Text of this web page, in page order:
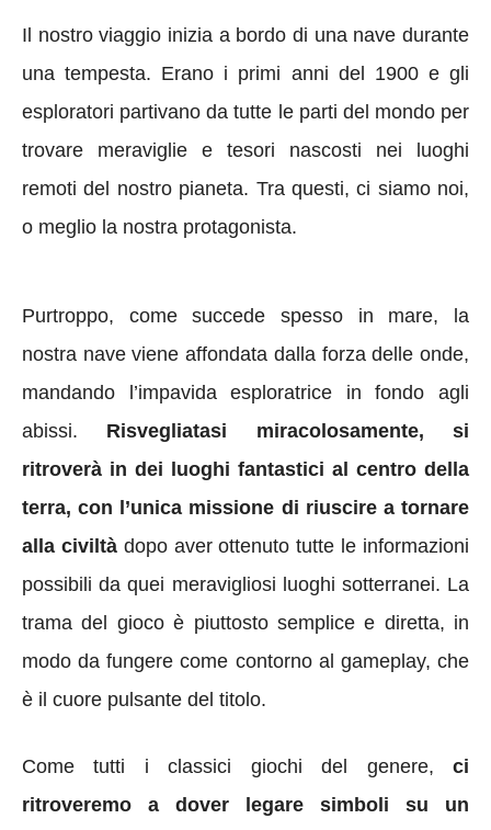
Il nostro viaggio inizia a bordo di una nave durante
una tempesta. Erano i primi anni del 1900 e gli
esploratori partivano da tutte le parti del mondo per
trovare meraviglie e tesori nascosti nei luoghi
remoti del nostro pianeta. Tra questi, ci siamo noi,
o meglio la nostra protagonista.
Purtroppo, come succede spesso in mare, la
nostra nave viene affondata dalla forza delle onde,
mandando l’impavida esploratrice in fondo agli
abissi. Risvegliatasi miracolosamente, si
ritroverà in dei luoghi fantastici al centro della
terra, con l’unica missione di riuscire a tornare
alla civiltàdopo aver ottenuto tutte le informazioni
possibili da quei meravigliosi luoghi sotterranei. La
trama del gioco è piuttosto semplice e diretta, in
modo da fungere come contorno al gameplay, che
è il cuore pulsante del titolo.
Come tutti i classici giochi del genere, ci
ritroveremo a dover legare simboli su un